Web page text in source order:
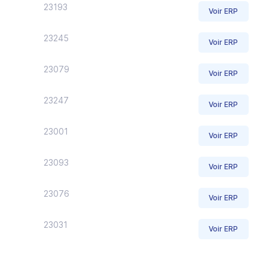
23193 Voir ERP
23245 Voir ERP
23079 Voir ERP
23247 Voir ERP
23001 Voir ERP
23093 Voir ERP
23076 Voir ERP
23031 Voir ERP